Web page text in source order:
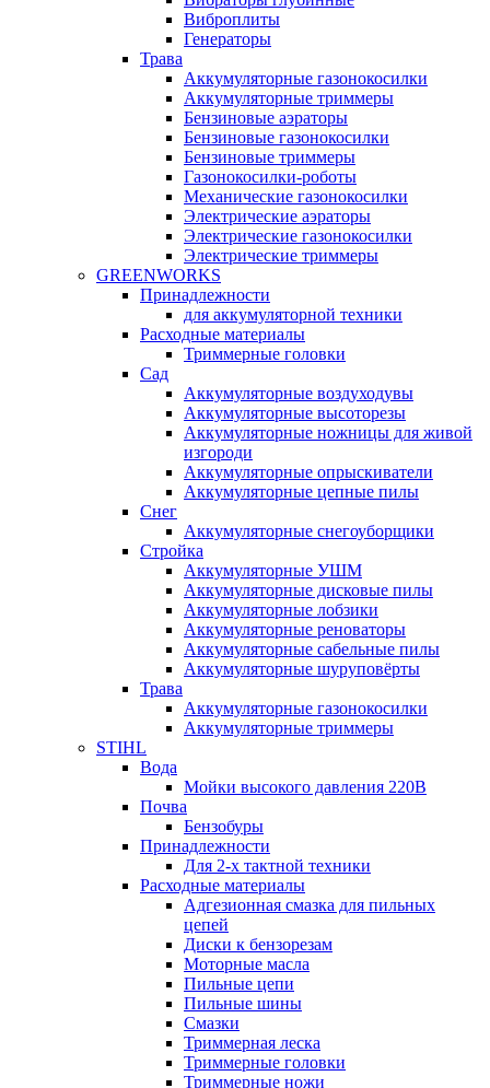
Виброплиты
Генераторы
Трава
Аккумуляторные газонокосилки
Аккумуляторные триммеры
Бензиновые аэраторы
Бензиновые газонокосилки
Бензиновые триммеры
Газонокосилки-роботы
Механические газонокосилки
Электрические аэраторы
Электрические газонокосилки
Электрические триммеры
GREENWORKS
Принадлежности
для аккумуляторной техники
Расходные материалы
Триммерные головки
Сад
Аккумуляторные воздуходувы
Аккумуляторные высоторезы
Аккумуляторные ножницы для живой
изгороди
Аккумуляторные опрыскиватели
Аккумуляторные цепные пилы
Снег
Аккумуляторные снегоуборщики
Стройка
Аккумуляторные УШМ
Аккумуляторные дисковые пилы
Аккумуляторные лобзики
Аккумуляторные реноваторы
Аккумуляторные сабельные пилы
Аккумуляторные шуруповёрты
Трава
Аккумуляторные газонокосилки
Аккумуляторные триммеры
STIHL
Вода
Мойки высокого давления 220В
Почва
Бензобуры
Принадлежности
Для 2-х тактной техники
Расходные материалы
Адгезионная смазка для пильных
цепей
Диски к бензорезам
Моторные масла
Пильные цепи
Пильные шины
Смазки
Триммерная леска
Триммерные головки
Триммерные ножи